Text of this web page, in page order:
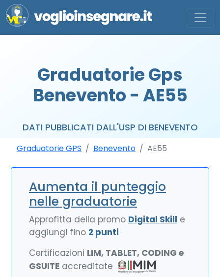
Graduatorie Gps
Benevento - AE55
DATI PUBBLICATI DALL'USP DI BENEVENTO
Graduatorie GPS Benevento AE55
Aumenta il punteggio
nelle graduatorie
Approfitta della promo Digital Skill e
aggiungi fino 2 punti
Certificazioni LIM, TABLET, CODING e
GSUITE accreditate